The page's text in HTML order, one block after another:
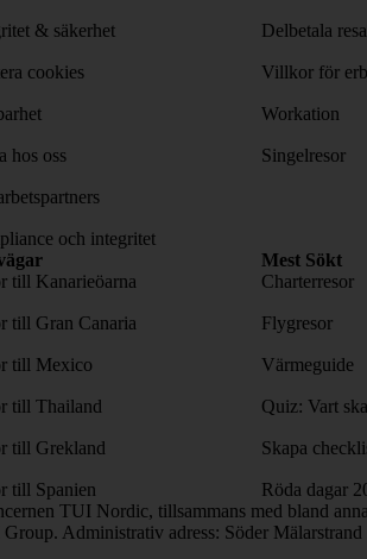
& säkerhet
cookies
hos oss
och integritet
Delbetala
Villkor för
Workation
Singelresor
till Kanarieöarna
till Gran Canaria
till Mexico
till Thailand
till Grekland
till Spanien
Mest Sökt
Charterresor
Flygresor
Värmeguide
Quiz: Vart
Skapa
Röda dagar
TUI Nordic, tillsammans med bland
Administrativ adress: Söder